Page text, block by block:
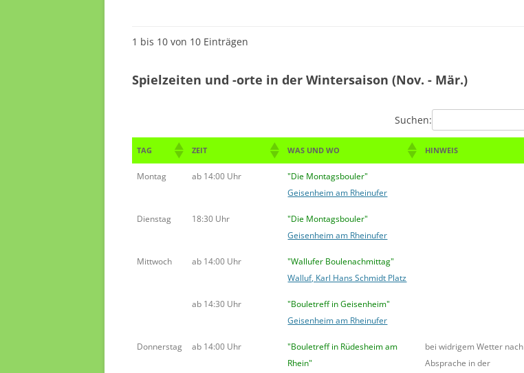
1 bis 10 von 10 Einträgen
Spielzeiten und -orte in der Wintersaison (Nov. - Mär.)
Suchen:
TAG ZEIT WAS UND WO HINWEIS
Montag ab 14:00 Uhr
"Die Montagsbouler"
Geisenheim am Rheinufer
Dienstag 18:30 Uhr
"Die Montagsbouler"
Geisenheim am Rheinufer
Mittwoch ab 14:00 Uhr
"Wallufer Boulenachmittag"
Walluf, Karl Hans Schmidt Platz
ab 14:30 Uhr
"Bouletreff in Geisenheim"
Geisenheim am Rheinufer
Donnerstag ab 14:00 Uhr
"Bouletreff in Rüdesheim am
Rhein"
bei widrigem Wetter nach
Absprache in der